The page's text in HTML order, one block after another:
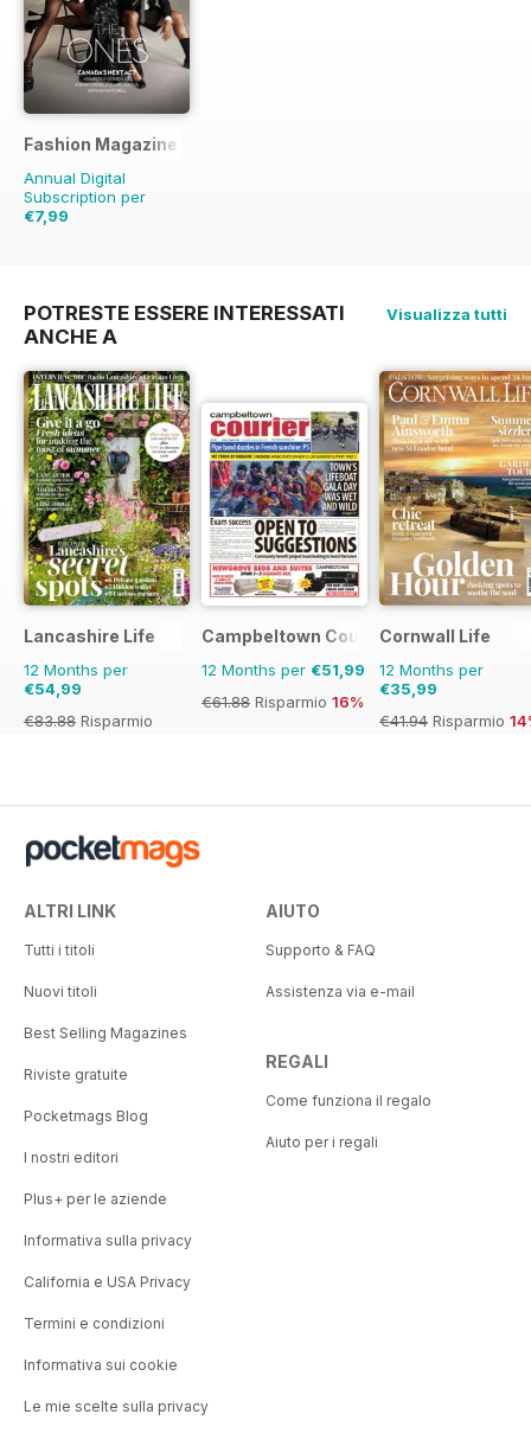
Fashion Magazine
Annual Digital
Subscription per
€7,99
POTRESTE ESSERE INTERESSATI
ANCHE A
Visualizza tutti
Lancashire Life
12 Months per
€54,99
€83.88 Risparmio
Campbeltown Courier
12 Months per €51,99
€61.88 Risparmio 16%
Cornwall Life
12 Months per
€35,99
€41.94 Risparmio
ALTRI LINK
Tutti i titoli
Nuovi titoli
Best Selling Magazines
Riviste gratuite
Pocketmags Blog
I nostri editori
Plus+ per le aziende
Informativa sulla privacy
California e USA Privacy
Termini e condizioni
Informativa sui cookie
Le mie scelte sulla privacy
AIUTO
Supporto & FAQ
Assistenza via e-mail
REGALI
Come funziona il regalo
Aiuto per i regali